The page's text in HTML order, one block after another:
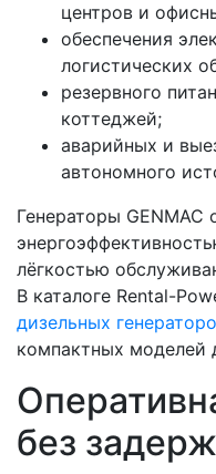
центров и
обеспечения
логистических
резервного
коттеджей;
аварийных и
автономного
Генераторы GENMAC
лёгкостью
В каталоге Rental-
дизельных
компактных моделей
без